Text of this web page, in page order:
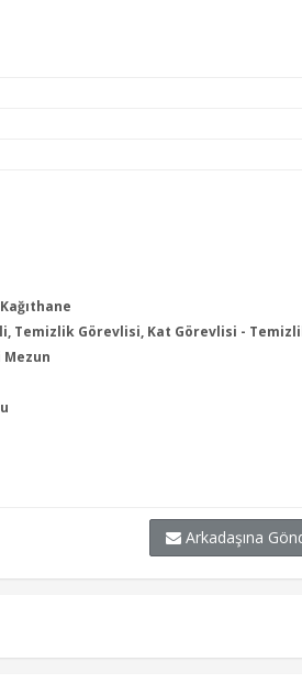
Temizlik Görevlisi, Kat Görevlisi -
Mezun
Arkadaşına